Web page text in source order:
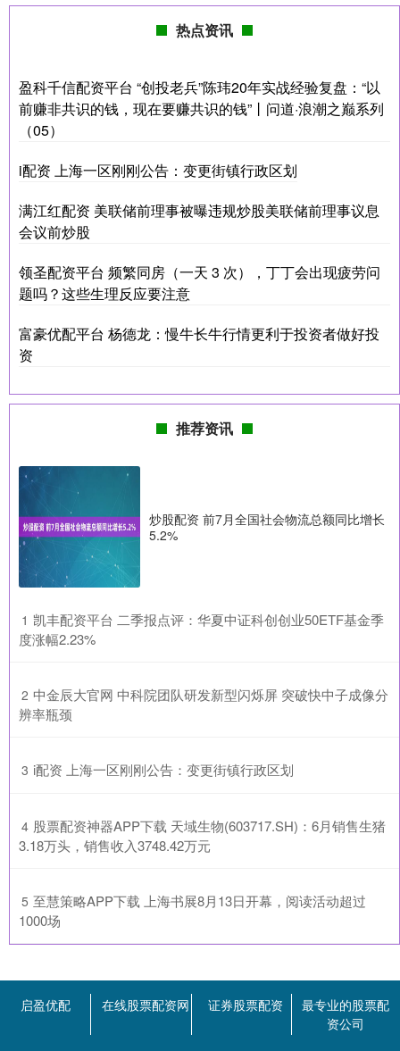
热点资讯
盈科千信配资平台 “创投老兵”陈玮20年实战经验复盘：“以
前赚非共识的钱，现在要赚共识的钱”丨问道·浪潮之巅系列
（05）
i配资 上海一区刚刚公告：变更街镇行政区划
满江红配资 美联储前理事被曝违规炒股美联储前理事议息
会议前炒股
领圣配资平台 频繁同房（一天 3 次），丁丁会出现疲劳问
题吗？这些生理反应要注意
富豪优配平台 杨德龙：慢牛长牛行情更利于投资者做好投
资
推荐资讯
炒股配资 前7月全国社会物流总额同比增长
5.2%
1 ​凯丰配资平台 二季报点评：华夏中证科创创业50ETF基金季
度涨幅2.23%
2 ​中金辰大官网 中科院团队研发新型闪烁屏 突破快中子成像分
辨率瓶颈
3 ​i配资 上海一区刚刚公告：变更街镇行政区划
4 ​股票配资神器APP下载 天域生物(603717.SH)：6月销售生猪
3.18万头，销售收入3748.42万元
5 ​至慧策略APP下载 上海书展8月13日开幕，阅读活动超过
1000场
启盈优配 在线股票配资网 证券股票配资
最专业的股票配
资公司